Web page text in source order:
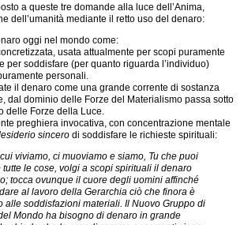
a queste tre domande alla luce dell’Anima,
dell’umanità mediante il retto uso del denaro:
oggi nel mondo come:
usata attualmente per scopi puramente
per soddisfare (per quanto riguarda l’individuo)
personali.
il denaro come una grande corrente di sostanza
dal dominio delle Forze del Materialismo passa sotto
delle Forze della Luce.
preghiera invocativa, con concentrazione mentale
sincero di soddisfare le richieste spirituali:
viviamo, ci muoviamo e siamo, Tu che puoi
tutte le cose, volgi a scopi spirituali il denaro
tocca ovunque il cuore degli uomini affinché
al lavoro della Gerarchia ciò che finora è
alle soddisfazioni materiali. Il Nuovo Gruppo di
Mondo ha bisogno di denaro in grande